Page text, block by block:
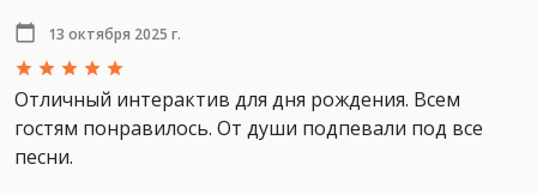
13 октября 2025 г.
Отличный интерактив для дня рождения. Всем
гостям понравилось. От души подпевали под все
песни.